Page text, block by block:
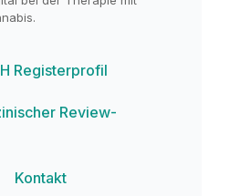
Registerprofil
Review-
Kontakt